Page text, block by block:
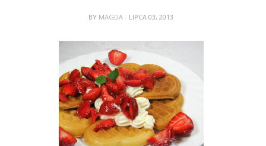
BY MAGDA- LIPCA 03, 2013